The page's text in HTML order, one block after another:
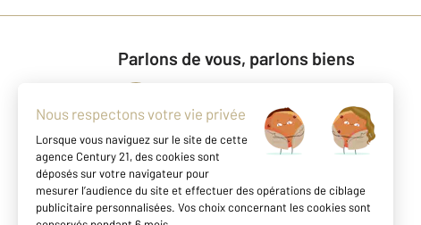
Parlons de vous, parlons biens